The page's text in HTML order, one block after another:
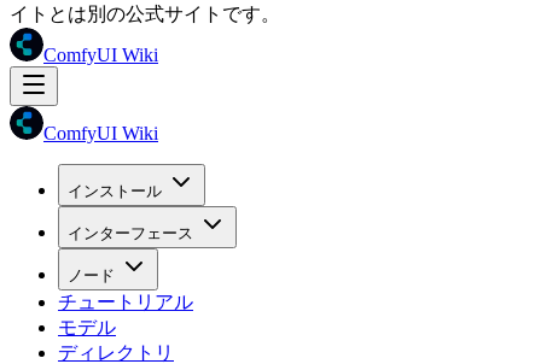
イトとは別の公式サイトです。
ComfyUI Wiki
ComfyUI Wiki
インストール
インターフェース
ノード
チュートリアル
モデル
ディレクトリ